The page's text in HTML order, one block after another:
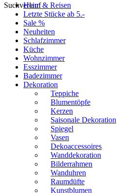
SuchverlaufHeim & Reisen
Letzte Stücke ab 5.-
Sale %
Neuheiten
Schlafzimmer
Küche
Wohnzimmer
Esszimmer
Badezimmer
Dekoration
Teppiche
Blumentöpfe
Kerzen
Saisonale Dekoration
Spiegel
Vasen
Dekoaccessoires
Wanddekoration
Bilderrahmen
Wanduhren
Raumdüfte
Kunstblumen